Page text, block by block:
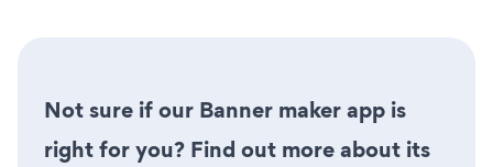
Not sure if our Banner maker app is
right for you? Find out more about its